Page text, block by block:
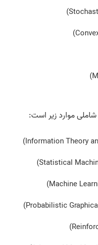
شاملی موارد زیر است: